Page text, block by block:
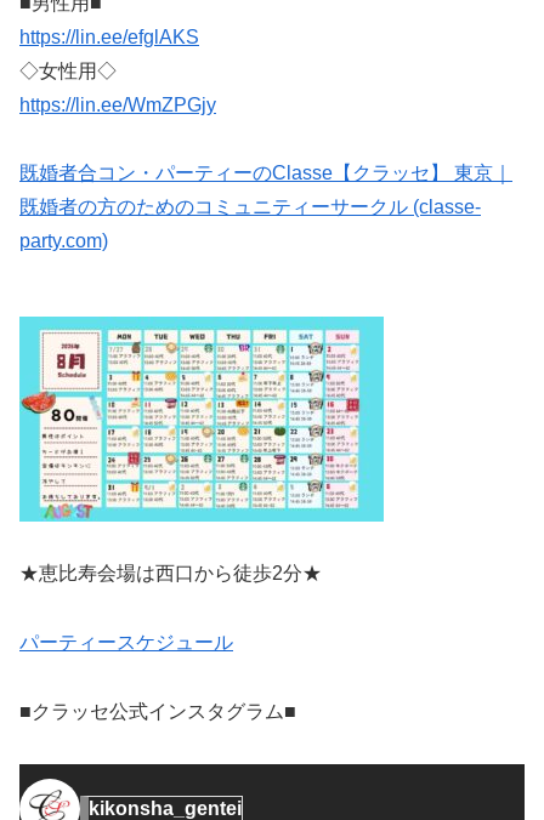
https://lin.ee/efglAKS
◇女性用◇
https://lin.ee/WmZPGjy
既婚者合コン・パーティーのClasse【クラッセ】 東京｜
既婚者の方のためのコミュニティーサークル (classe-
party.com)
★恵比寿会場は西口から徒歩2分★
パーティースケジュール
■クラッセ公式インスタグラム■
kikonsha_gentei